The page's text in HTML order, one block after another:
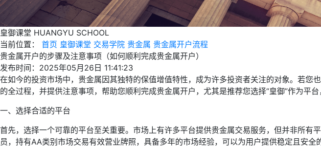
皇御课堂 HUANGYU SCHOOL
当前位置：
首页 皇御课堂 交易学院 贵金属 贵金属开户流程
贵金属开户的步骤及注意事项（如何顺利完成贵金属开户）
发布时间：2025年05月26日 11:41:23
在如今的投资市场中，贵金属因其独特的保值增值特性，成为许多投资者关注的对象。若您
的全过程，并提供注意事项，帮助您顺利完成贵金属开户，尤其是推荐您选择“皇御”作为平
一、选择合适的平台
首先，选择一个可靠的平台至关重要。市场上有许多平台提供贵金属交易服务，但并非所
员，持有AA类别市场交易有效营业牌照，具备多年的市场经验，可以为用户提供稳定且安